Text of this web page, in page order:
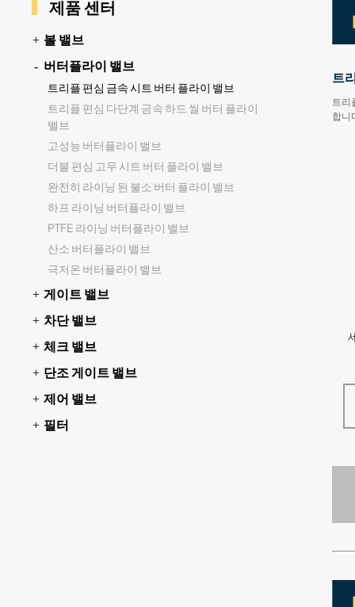
제품 센터
볼 밸브
버터플라이 밸브
트리플 편심 금속 시트 버터 플라이 밸브
트리플 편심 다단계 금속 하드 씰 버터 플라이
밸브
고성능 버터플라이 밸브
더블 편심 고무 시트 버터 플라이 밸브
완전히 라이닝 된 불소 버터 플라이 밸브
하프 라이닝 버터플라이 밸브
PTFE 라이닝 버터플라이 밸브
산소 버터플라이 밸브
극저온 버터플라이 밸브
게이트 밸브
차단 밸브
체크 밸브
단조 게이트 밸브
제어 밸브
필터
트
트리
합니